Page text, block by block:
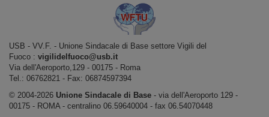
USB ‐ VV.F. - Unione Sindacale di Base settore Vigili del
Fuoco : vigilidelfuoco@usb.it
Via dell'Aeroporto,129 ‐ 00175 ‐ Roma
Tel.: 06762821 ‐ Fax: 06874597394
© 2004-2026 Unione Sindacale di Base ‐ via dell'Aeroporto 129 -
00175 - ROMA - centralino 06.59640004 - fax 06.54070448